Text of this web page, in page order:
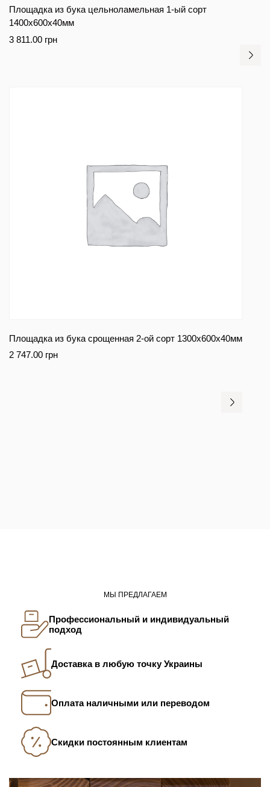
Площадка из бука цельноламельная 1-ый сорт
1400х600х40мм
3 811.00 грн
Площадка из бука срощенная 2-ой сорт 1300x600x40мм
2 747.00 грн
МЫ ПРЕДЛАГАЕМ
Профессиональный и индивидуальный
подход
Доставка в любую точку Украины
Оплата наличными или переводом
Скидки постоянным клиентам